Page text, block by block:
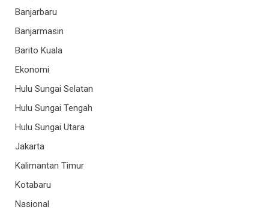
Banjarbaru
Banjarmasin
Barito Kuala
Ekonomi
Hulu Sungai Selatan
Hulu Sungai Tengah
Hulu Sungai Utara
Jakarta
Kalimantan Timur
Kotabaru
Nasional